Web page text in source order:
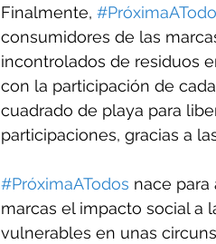
Finalmente,
consumidores de las
incontrolados de residuos
con la participación de
cuadrado de playa para
participaciones, gracias a
#PróximaATodos nace para
marcas el impacto social a
vulnerables en unas